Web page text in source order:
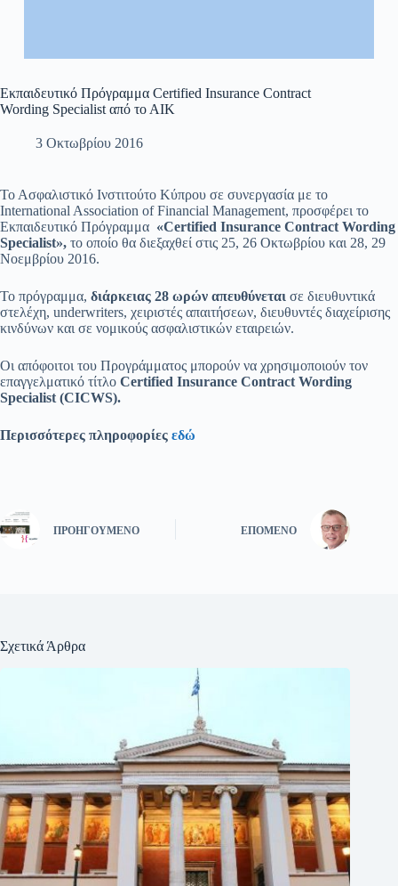
Εκπαιδευτικό Πρόγραμμα Certified Insurance Contract
Wording Specialist από το ΑΙΚ
3 Οκτωβρίου 2016
Το Ασφαλιστικό Ινστιτούτο Κύπρου σε συνεργασία με το
International Association of Financial Management, προσφέρει το
Εκπαιδευτικό Πρόγραμμα «Certified Insurance Contract Wording
Specialist», το οποίο θα διεξαχθεί στις 25, 26 Οκτωβρίου και 28, 29
Νοεμβρίου 2016.
Το πρόγραμμα, διάρκειας 28 ωρών απευθύνεται σε διευθυντικά
στελέχη, underwriters, χειριστές απαιτήσεων, διευθυντές διαχείρισης
κινδύνων και σε νομικούς ασφαλιστικών εταιρειών.
Οι απόφοιτοι του Προγράμματος μπορούν να χρησιμοποιούν τον
επαγγελματικό τίτλο Certified Insurance Contract Wording
Specialist (CICWS).
Περισσότερες πληροφορίες εδώ
ΠΡΟΗΓΟΎΜΕΝΟ ΕΠΌΜΕΝΟ
Σχετικά Άρθρα